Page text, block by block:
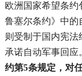
欧洲国家希望条
鲁塞尔条约》中的
则受制于国内宪
承诺自动军事回
约第5条规定，对